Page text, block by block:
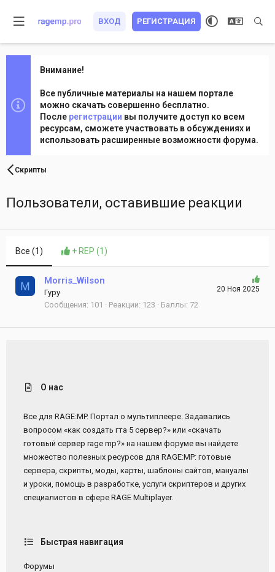
ВХОД РЕГИСТРАЦИЯ
Внимание!
Все публичные материалы на нашем портале
можно скачать совершенно бесплатно.
После регистрации вы получите доступ ко всем
ресурсам, сможете участвовать в обсуждениях и
использовать расширенные возможности форума.
Скрипты
Пользователи, оставившие реакции
Все (1) + REP (1)
M 20 Ноя 2025
Morris_Wilson
Гуру
Сообщения 101 Реакции 123 Баллы 72
О нас
Все для RAGE:MP. Портал о мультиплеере. Задавались
вопросом «как создать гта 5 сервер?» или «скачать
готовый сервер rage mp?» на нашем форуме вы найдете
множество полезных ресурсов для RAGE:MP: готовые
сервера, скрипты, моды, карты, шаблоны сайтов, мануалы
и уроки, помощь в разработке, услуги скриптеров и других
специалистов в сфере RAGE Multiplayer.
Быстрая навигация
Форумы